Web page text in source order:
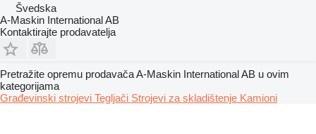
Švedska
A-Maskin International AB
Kontaktirajte prodavatelja
Pretražite opremu prodavača A-Maskin International AB u ovim
kategorijama
Građevinski strojevi Tegljači Strojevi za skladištenje Kamioni